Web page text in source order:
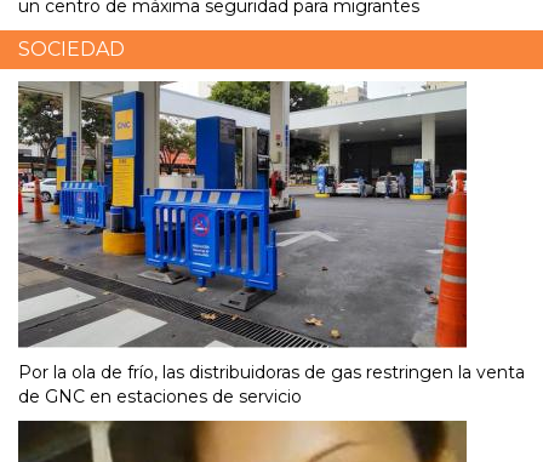
un centro de máxima seguridad para migrantes
SOCIEDAD
Por la ola de frío, las distribuidoras de gas restringen la venta
de GNC en estaciones de servicio